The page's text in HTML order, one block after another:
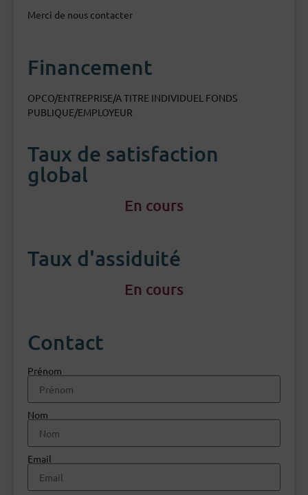
Merci de nous contacter
Financement
OPCO/ENTREPRISE/A TITRE INDIVIDUEL FONDS
PUBLIQUE/EMPLOYEUR
Taux de satisfaction
global
En cours
Taux d'assiduité
En cours
Contact
Prénom
Nom
Email